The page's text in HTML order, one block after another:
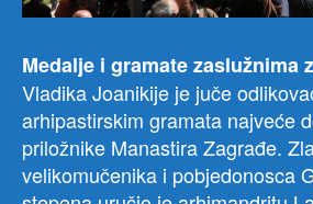
Medalje i gramate zaslužnima
Vladika Joanikije je juče
arhipastirskim gramata najveće
priložnike Manastira Zagrađe.
velikomučenika i pobjedonosca